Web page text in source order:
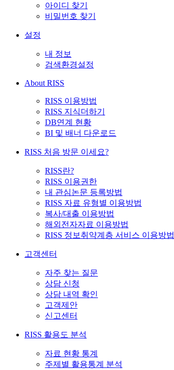
아이디 찾기
비밀번호 찾기
설정
내 정보
검색환경설정
About RISS
RISS 이용방법
RISS 지식더하기
DB연계 현황
BI 및 배너 다운로드
RISS 처음 방문 이세요?
RISS란?
RISS 이용권한
내 관심논문 등록방법
RISS 자료 유형별 이용방법
복사/대출 이용방법
해외전자자료 이용방법
RISS 정보취약계층 서비스 이용방법
고객센터
자주 찾는 질문
상담 신청
상담 내역 확인
고객제안
신고센터
RISS 활용도 분석
자료 현황 통계
주제별 활용통계 분석